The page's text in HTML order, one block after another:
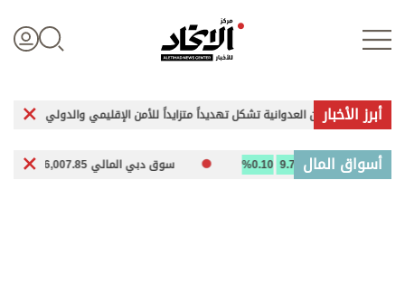
أبرز الأخبار
هجمات إيران العدوانية تشكل تهديداً متزايداً للأمن الإقليمي والدولي
أسواق المال9.70
0.10% سوق دبي المالي 6,007.85 21.78